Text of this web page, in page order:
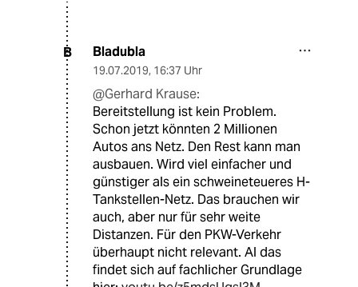
B Bladubla
19.07.2019, 16:37 Uhr
@Gerhard Krause:
Bereitstellung ist kein Problem.
Schon jetzt könnten 2 Millionen
Autos ans Netz. Den Rest kann man
ausbauen. Wird viel einfacher und
günstiger als ein schweineteueres H-
Tankstellen-Netz. Das brauchen wir
auch, aber nur für sehr weite
Distanzen. Für den PKW-Verkehr
überhaupt nicht relevant. Al das
findet sich auf fachlicher Grundlage